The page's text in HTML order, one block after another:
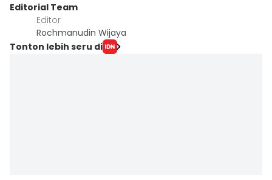
Editorial Team
Editor
Rochmanudin Wijaya
Tonton lebih seru di